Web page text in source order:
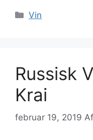
Kategorier
Vin
Russisk
Krai
februar 19, 2019 Af